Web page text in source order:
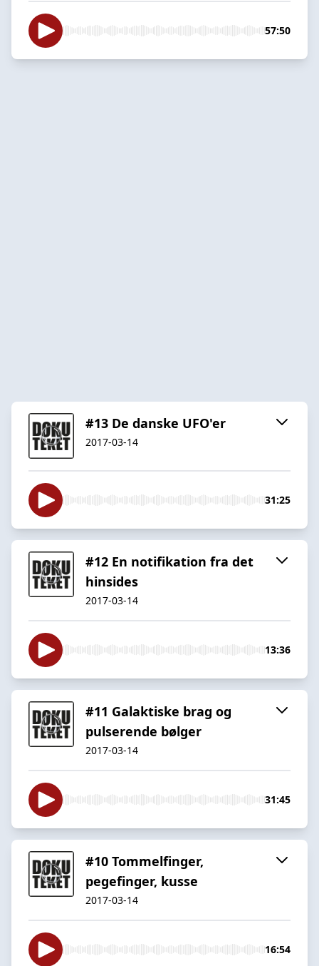
57:50
#13 De danske UFO'er
2017-03-14
31:25
#12 En notifikation fra det
hinsides
2017-03-14
13:36
#11 Galaktiske brag og
pulserende bølger
2017-03-14
31:45
#10 Tommelfinger,
pegefinger, kusse
2017-03-14
16:54